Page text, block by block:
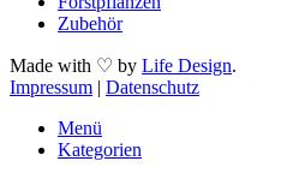
Zubehör
Made with ♡ by Life Design.
Impressum | Datenschutz
Menü
Kategorien